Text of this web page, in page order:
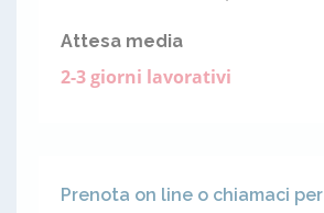
Attesa media
2-3 giorni lavorativi
Prenota on line o chiamaci per